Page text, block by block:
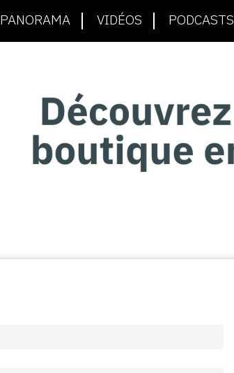
PANORAMA VIDÉOS PODCASTS